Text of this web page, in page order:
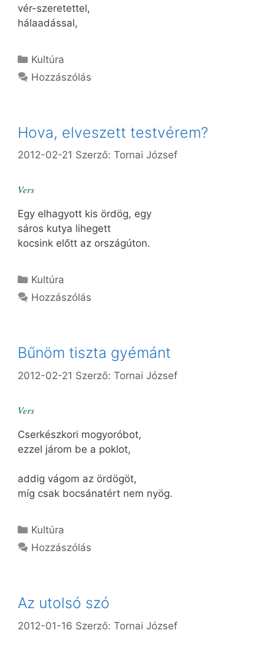
vér-szeretettel,
hálaadással,
Kategória
Kultúra
Hozzászólás
Hova, elveszett testvérem?
2012-02-21 Szerző: Tornai József
Vers
Egy elhagyott kis ördög, egy
sáros kutya lihegett
kocsink előtt az országúton.
Kategória
Kultúra
Hozzászólás
Bűnöm tiszta gyémánt
2012-02-21 Szerző: Tornai József
Vers
Cserkészkori mogyoróbot,
ezzel járom be a poklot,
addig vágom az ördögöt,
míg csak bocsánatért nem nyög.
Kategória
Kultúra
Hozzászólás
Az utolsó szó
2012-01-16 Szerző: Tornai József